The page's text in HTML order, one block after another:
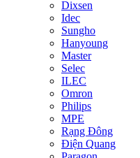
Dixsen
Idec
Sungho
Hanyoung
Master
Selec
ILEC
Omron
Philips
MPE
Rạng Đông
Điện Quang